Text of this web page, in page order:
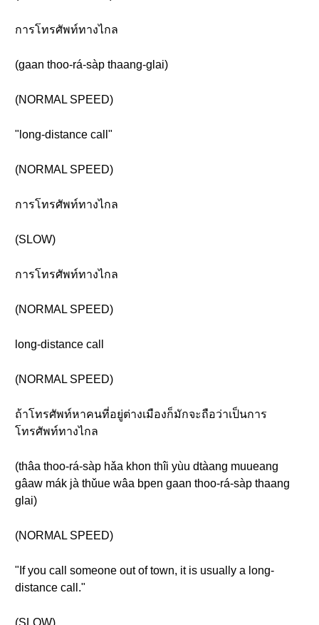
การโทรศัพท์ทางไกล
(gaan thoo-rá-sàp thaang-glai)
(NORMAL SPEED)
"long-distance call"
(NORMAL SPEED)
การโทรศัพท์ทางไกล
(SLOW)
การโทรศัพท์ทางไกล
(NORMAL SPEED)
long-distance call
(NORMAL SPEED)
ถ้าโทรศัพท์หาคนที่อยู่ต่างเมืองก็มักจะถือว่าเป็นการ
โทรศัพท์ทางไกล
(thâa thoo-rá-sàp hǎa khon thîi yùu dtàang muueang
gâaw mák jà thǔue wâa bpen gaan thoo-rá-sàp thaang
glai)
(NORMAL SPEED)
"If you call someone out of town, it is usually a long-
distance call."
(SLOW)